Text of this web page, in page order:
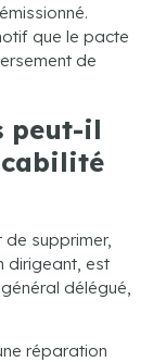
que le pacte
de
peut-il
supprimer,
dirigeant, est
délégué,
réparation